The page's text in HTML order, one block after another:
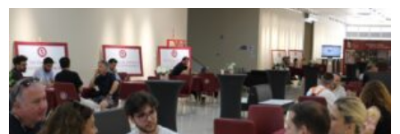
Farkındalık Düzeylerini Araştıracak